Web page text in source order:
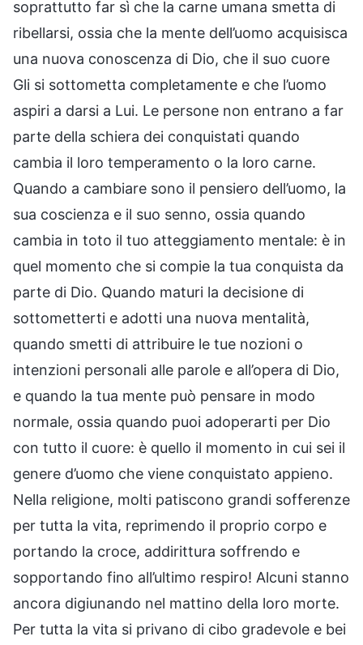
soprattutto far sì che la carne umana smetta di
ribellarsi, ossia che la mente dell’uomo acquisisca
una nuova conoscenza di Dio, che il suo cuore
Gli si sottometta completamente e che l’uomo
aspiri a darsi a Lui. Le persone non entrano a far
parte della schiera dei conquistati quando
cambia il loro temperamento o la loro carne.
Quando a cambiare sono il pensiero dell’uomo, la
sua coscienza e il suo senno, ossia quando
cambia in toto il tuo atteggiamento mentale: è in
quel momento che si compie la tua conquista da
parte di Dio. Quando maturi la decisione di
sottometterti e adotti una nuova mentalità,
quando smetti di attribuire le tue nozioni o
intenzioni personali alle parole e all’opera di Dio,
e quando la tua mente può pensare in modo
normale, ossia quando puoi adoperarti per Dio
con tutto il cuore: è quello il momento in cui sei il
genere d’uomo che viene conquistato appieno.
Nella religione, molti patiscono grandi sofferenze
per tutta la vita, reprimendo il proprio corpo e
portando la croce, addirittura soffrendo e
sopportando fino all’ultimo respiro! Alcuni stanno
ancora digiunando nel mattino della loro morte.
Per tutta la vita si privano di cibo gradevole e bei